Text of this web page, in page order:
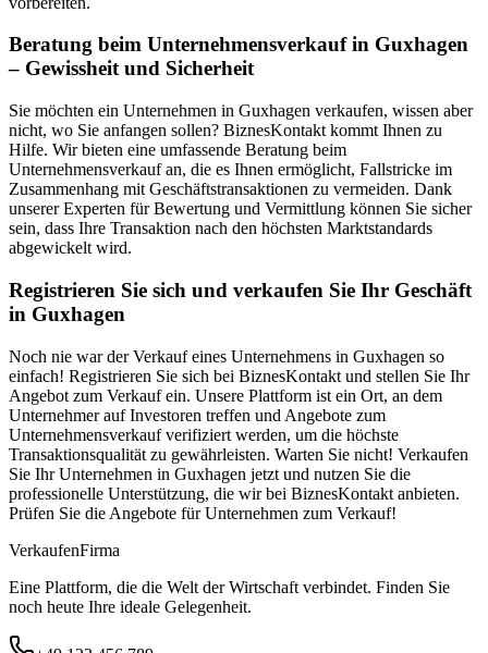
Beratung beim Unternehmensverkauf in Guxhagen
– Gewissheit und Sicherheit
Sie möchten ein Unternehmen in Guxhagen verkaufen, wissen aber
nicht, wo Sie anfangen sollen? BiznesKontakt kommt Ihnen zu
Hilfe. Wir bieten eine umfassende Beratung beim
Unternehmensverkauf an, die es Ihnen ermöglicht, Fallstricke im
Zusammenhang mit Geschäftstransaktionen zu vermeiden. Dank
unserer Experten für Bewertung und Vermittlung können Sie sicher
sein, dass Ihre Transaktion nach den höchsten Marktstandards
abgewickelt wird.
Registrieren Sie sich und verkaufen Sie Ihr Geschäft
in Guxhagen
Noch nie war der Verkauf eines Unternehmens in Guxhagen so
einfach! Registrieren Sie sich bei BiznesKontakt und stellen Sie Ihr
Angebot zum Verkauf ein. Unsere Plattform ist ein Ort, an dem
Unternehmer auf Investoren treffen und Angebote zum
Unternehmensverkauf verifiziert werden, um die höchste
Transaktionsqualität zu gewährleisten. Warten Sie nicht! Verkaufen
Sie Ihr Unternehmen in Guxhagen jetzt und nutzen Sie die
professionelle Unterstützung, die wir bei BiznesKontakt anbieten.
Prüfen Sie die Angebote für Unternehmen zum Verkauf!
VerkaufenFirma
Eine Plattform, die die Welt der Wirtschaft verbindet. Finden Sie
noch heute Ihre ideale Gelegenheit.